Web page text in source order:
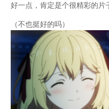
好一点，肯定是个很精彩的片
（不也挺好的吗）